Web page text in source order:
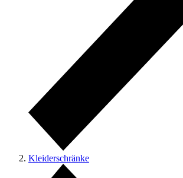
Kleiderschränke